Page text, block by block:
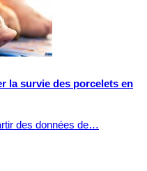
la survie des porcelets en
des données de…